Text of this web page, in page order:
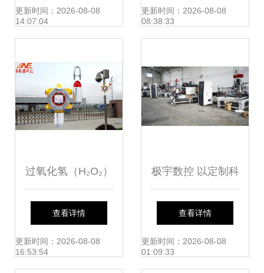
构的选择与优势分
更新时间：2026-08-08
14:07:04
与可靠计量机构指
更新时间：2026-08-08
08:38:33
过氧化氢（H₂O₂）
发生器浓度检测仪
洁净环境中的关键
查看详情
更新时间：2026-08-08
16:53:54
极宇数控 以定制科
技，守护环境未来
查看详情
更新时间：2026-08-08
01:09:33